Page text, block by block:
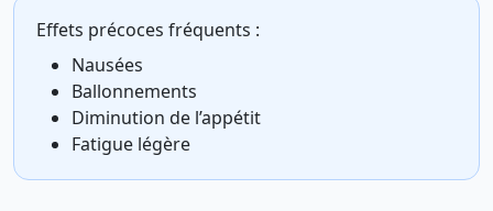
Effets précoces fréquents :
Nausées
Ballonnements
Diminution de l’appétit
Fatigue légère